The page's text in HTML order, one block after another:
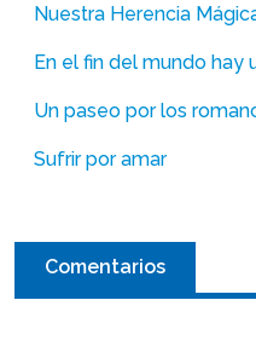
Nuestra Herencia
En el fin del mundo hay
Un paseo por los
Sufrir por amar
Comentarios